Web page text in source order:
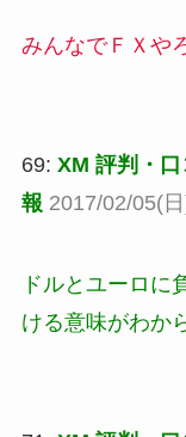
みんなでＦＸや
69: XM 評判・
報 2017/02/05(
ドルとユーロに
ける意味がわか